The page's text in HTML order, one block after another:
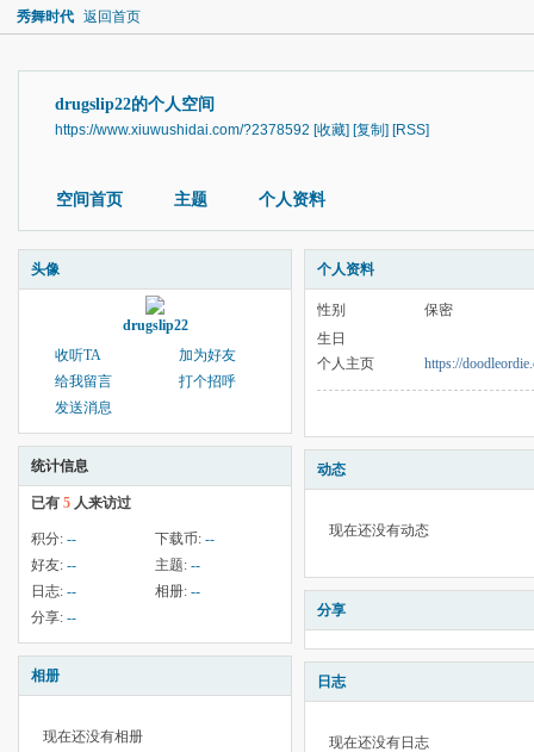
秀舞时代 返回首页
drugslip22的个人空间
https://www.xiuwushidai.com/?2378592 [收藏] [复制] [RSS]
空间首页 主题 个人资料
头像
drugslip22
收听TA
加为好友
给我留言
打个招呼
发送消息
统计信息
已有 5 人来访过
积分: -- 下载币: --
好友: -- 主题: --
日志: -- 相册: --
分享: --
相册
现在还没有相册
个人资料
性别
保密
生日
个人主页
https://
动态
现在还没有动态
分享
日志
现在还没有日志